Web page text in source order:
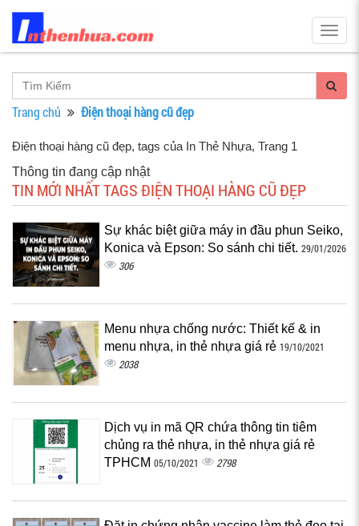
Trang chủ Điện thoại hàng cũ đẹp
Điện thoại hàng cũ đẹp, tags của In Thẻ Nhựa, Trang 1
Thông tin đang cập nhật
TIN MỚI NHẤT TAGS ĐIỆN THOẠI HÀNG CŨ ĐẸP
Sự khác biệt giữa máy in đầu phun Seiko,
Konica và Epson: So sánh chi tiết. 29/01/2026
306
Menu nhựa chống nước: Thiết kế & in
menu nhựa, in thẻ nhựa giá rẻ 19/10/2021
2038
Dịch vụ in mã QR chứa thông tin tiêm
chủng ra thẻ nhựa, in thẻ nhựa giá rẻ
TPHCM 05/10/2021 2798